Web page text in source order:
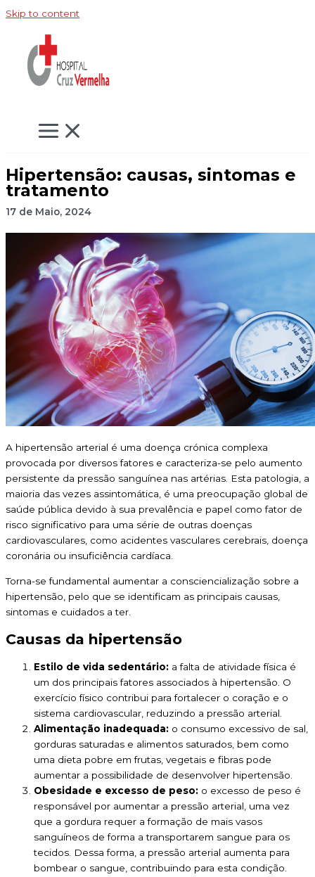
Skip to content
Hipertensão: causas, sintomas e
tratamento
17 de Maio, 2024
A hipertensão arterial é uma doença crónica complexa
provocada por diversos fatores e caracteriza-se pelo aumento
persistente da pressão sanguínea nas artérias. Esta patologia, a
maioria das vezes assintomática, é uma preocupação global de
saúde pública devido à sua prevalência e papel como fator de
risco significativo para uma série de outras doenças
cardiovasculares, como acidentes vasculares cerebrais, doença
coronária ou insuficiência cardíaca.
Torna-se fundamental aumentar a consciencialização sobre a
hipertensão, pelo que se identificam as principais causas,
sintomas e cuidados a ter.
Causas da hipertensão
Estilo de vida sedentário: a falta de atividade física é
um dos principais fatores associados à hipertensão. O
exercício físico contribui para fortalecer o coração e o
sistema cardiovascular, reduzindo a pressão arterial.
Alimentação inadequada: o consumo excessivo de sal,
gorduras saturadas e alimentos saturados, bem como
uma dieta pobre em frutas, vegetais e fibras pode
aumentar a possibilidade de desenvolver hipertensão.
Obesidade e excesso de peso: o excesso de peso é
responsável por aumentar a pressão arterial, uma vez
que a gordura requer a formação de mais vasos
sanguíneos de forma a transportarem sangue para os
tecidos. Dessa forma, a pressão arterial aumenta para
bombear o sangue, contribuindo para esta condição.